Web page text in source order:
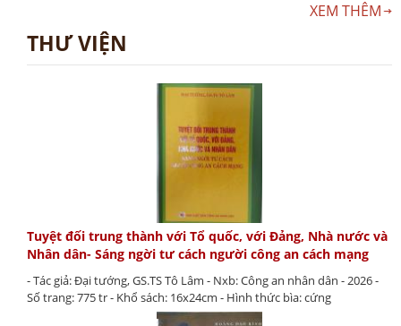
XEM THÊM
THƯ VIỆN
Tuyệt đối trung thành với Tổ quốc, với Đảng, Nhà nước và
Nhân dân- Sáng ngời tư cách người công an cách mạng
- Tác giả: Đại tướng, GS.TS Tô Lâm - Nxb: Công an nhân dân - 2026 -
Số trang: 775 tr - Khổ sách: 16x24cm - Hình thức bìa: cứng